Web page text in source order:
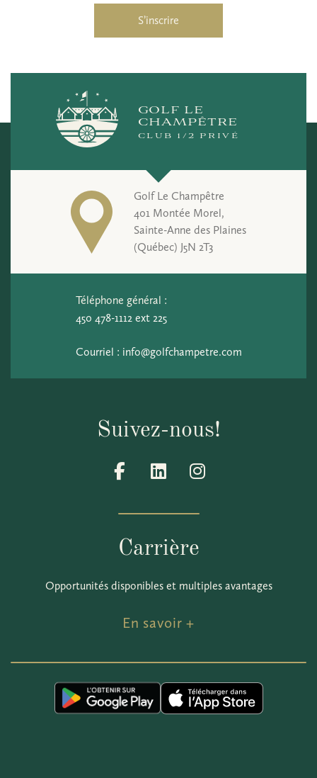
GOLF LE
CHAMPÊTRE
CLUB 1/2 PRIVÉ
Golf Le Champêtre
401 Montée Morel,
Sainte-Anne des Plaines
(Québec) J5N 2T3
Téléphone général :
450 478-1112 ext 225
Courriel : info@golfchampetre.com
Suivez-nous!
Carrière
Opportunités disponibles et multiples avantages
En savoir +